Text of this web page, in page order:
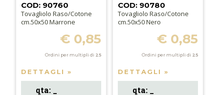
COD: 90760
Tovagliolo Raso/Cotone
cm.50x50 Marrone
€ 0,85
Ordini per multipli di 25
DETTAGLI »
COD: 90780
Tovagliolo Raso/Cotone
cm.50x50 Nero
€ 0,85
Ordini per multipli di 25
DETTAGLI »